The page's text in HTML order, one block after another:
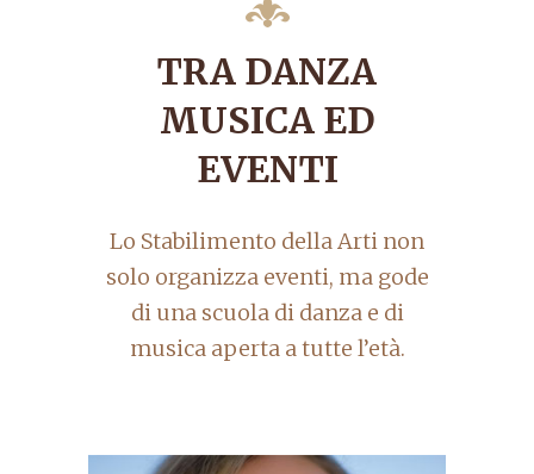
TRA DANZA
MUSICA ED
EVENTI
Lo Stabilimento della Arti non
solo organizza eventi, ma gode
di una scuola di danza e di
musica aperta a tutte l’età.